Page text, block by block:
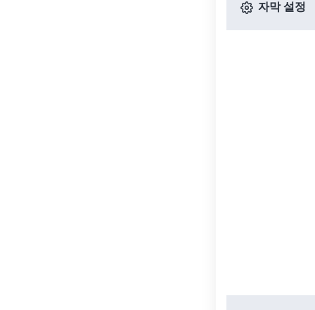
자막 설정